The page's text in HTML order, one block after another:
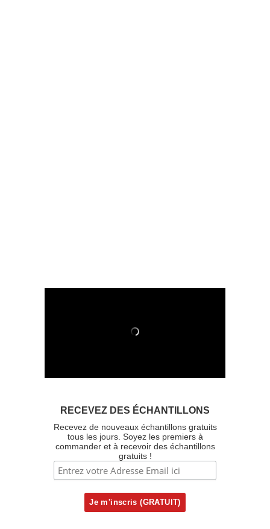
RECEVEZ DES ÉCHANTILLONS
Recevez de nouveaux échantillons gratuits
tous les jours. Soyez les premiers à
commander et à recevoir des échantillons
gratuits !